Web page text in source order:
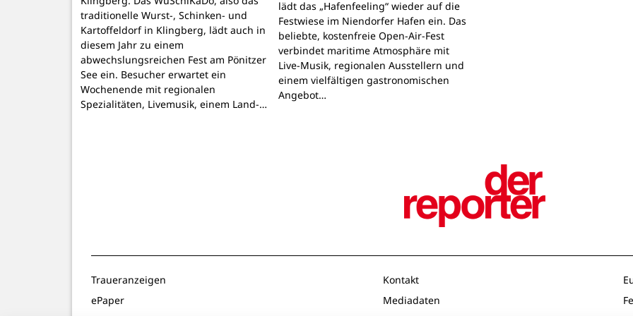
traditionelle Wurst-, Schinken- und
Kartoffeldorf in Klingberg, lädt auch in
diesem Jahr zu einem
abwechslungsreichen Fest am Pönitzer
See ein. Besucher erwartet ein
Wochenende mit regionalen
Spezialitäten, Livemusik, einem Land-…
lädt das „Hafenfeeling“ wieder auf die
Festwiese im Niendorfer Hafen ein. Das
beliebte, kostenfreie Open-Air-Fest
verbindet maritime Atmosphäre mit
Live-Musik, regionalen Ausstellern und
einem vielfältigen gastronomischen
Angebot…
Traueranzeigen
ePaper
Kontakt
Mediadaten